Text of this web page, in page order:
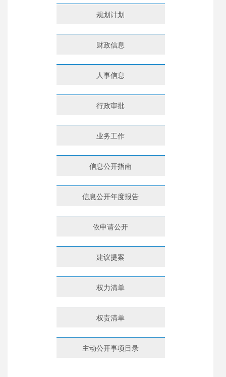
规划计划
财政信息
人事信息
行政审批
业务工作
信息公开指南
信息公开年度报告
依申请公开
建议提案
权力清单
权责清单
主动公开事项目录